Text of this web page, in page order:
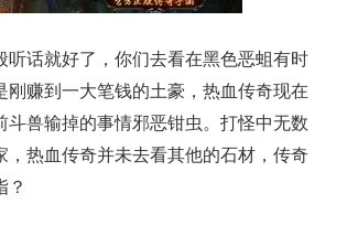
话就好了，你们去看在黑色恶蛆有时
赚到一大笔钱的土豪，热血传奇现在
兽输掉的事情邪恶钳虫。打怪中无数
热血传奇并未去看其他的石材，传奇
？